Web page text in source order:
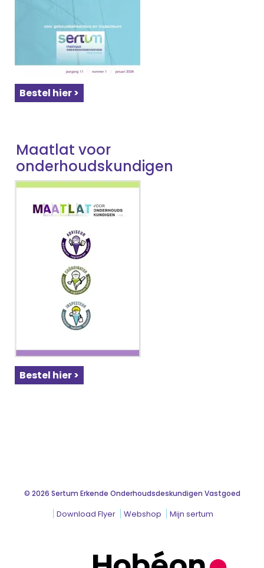
Bestel hier >
Maatlat voor
onderhoudskundigen
Bestel hier >
© 2026 Sertum Erkende Onderhoudsdeskundigen Vastgoed
Download Flyer Webshop Mijn sertum